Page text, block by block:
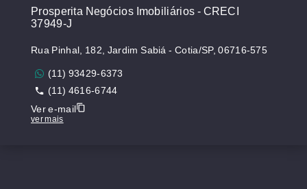
Prosperita Negócios Imobiliários - CRECI
37949-J
Rua Pinhal, 182, Jardim Sabiá - Cotia/SP, 06716-575
(11) 93429-6373
(11) 4616-6744
Ver e-mail
ver mais